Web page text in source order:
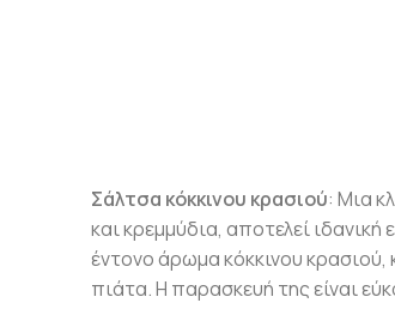
Σάλτσα κόκκινου κρασιού: Μια
και κρεμμύδια, αποτελεί
έντονο άρωμα κόκκινου κρασιού,
πιάτα. Η παρασκευή της είναι